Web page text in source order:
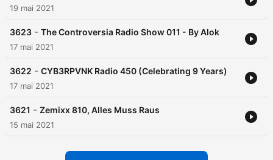
19 mai 2021
3623 - The Controversia Radio Show 011 - By Alok
17 mai 2021
3622 - CYB3RPVNK Radio 450 (Celebrating 9 Years)
17 mai 2021
3621 - Zemixx 810, Alles Muss Raus
15 mai 2021